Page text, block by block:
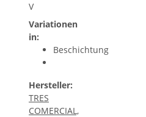
V
Variationen
in:
Beschichtung
Hersteller:
TRES
COMERCIAL,